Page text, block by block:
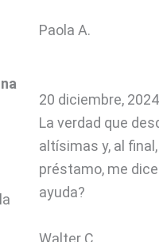
Paola A.
20 diciembre, 2024
La verdad que
altísimas y, al
préstamo, me
ayuda?
Walter C.